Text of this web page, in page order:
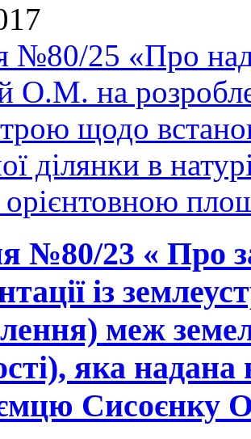
№80/25 «Про
О.М. на
щодо
ділянки в
орієнтовною
№80/23 « Про
із
меж
яка надана
Сисоєнку